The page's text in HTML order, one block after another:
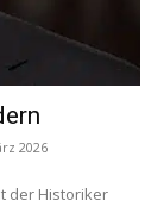
2026
der Historiker